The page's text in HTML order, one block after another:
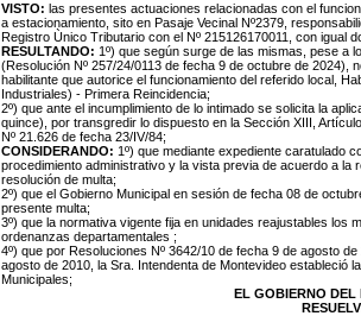
VISTO: las presentes actuaciones relacionadas con el
a estacionamiento, sito en Pasaje Vecinal Nº2379,
Registro Ùnico Tributario con el Nº 215126170011, con igual
RESULTANDO: 1º) que según surge de las mismas, pese a
(Resolución Nº 257/24/0113 de fecha 9 de octubre de 2024),
habilitante que autorice el funcionamiento del referido local,
Industriales) - Primera Reincidencia;
2º) que ante el incumplimiento de lo intimado se solicita la
quince), por transgredir lo dispuesto en la Sección XIII,
Nº 21.626 de fecha 23/IV/84;
CONSIDERANDO: 1º) que mediante expediente caratulado
procedimiento administrativo y la vista previa de acuerdo a la
resolución de multa;
2º) que el Gobierno Municipal en sesión de fecha 08 de
presente multa;
3º) que la normativa vigente fija en unidades reajustables los
ordenanzas departamentales ;
4º) que por Resoluciones Nº 3642/10 de fecha 9 de agosto
agosto de 2010, la Sra. Intendenta de Montevideo estableció
Municipales;
EL GOBIERNO DEL